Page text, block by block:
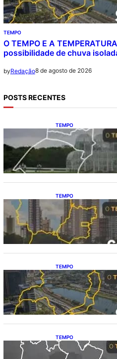
TEMPO
O TEMPO E A
possibilidade de chuva
byRedação8 de agosto de 2026
POSTS RECENTES
TEMPO
O TEMPO E A
chuva, frio e
neste domingo
TEMPO
O TEMPO E A
predomina no
(9)
TEMPO
O TEMPO E A
calor e
domingo (9)
TEMPO
O TEMPO E A
de pancadas de